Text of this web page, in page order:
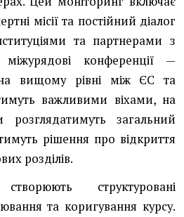
місії та постійний діалог
та партнерами з
конференції —
на вищому рівні між ЄС та
важливими віхами, на
загальний
рішення про відкриття
розділів.
структуровані
та коригування курсу.